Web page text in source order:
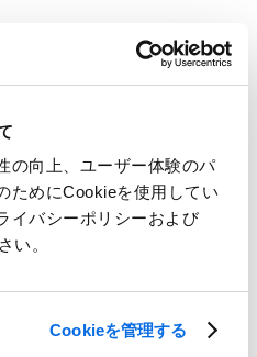
の向上、ユーザー体験のパ
ためにCookieを使用してい
イバシーポリシーおよび
い。
Cookieを管理する
のホワイトペー
を開発して、ラインを増や